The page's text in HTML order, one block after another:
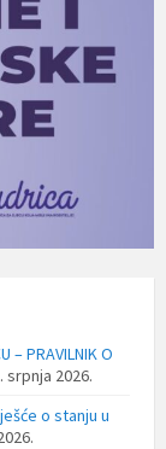
– PRAVILNIK O
srpnja 2026.
o stanju u